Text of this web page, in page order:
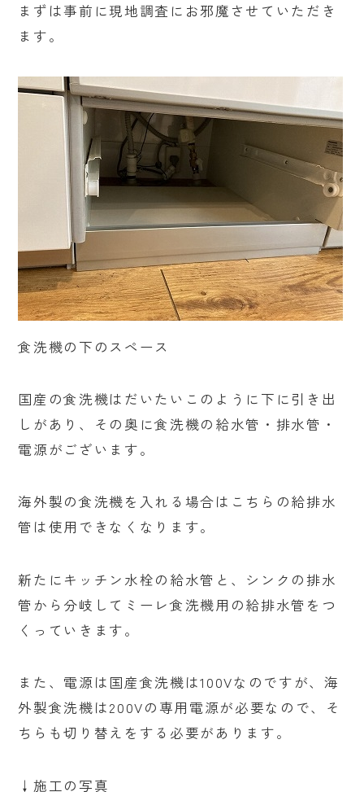
まずは事前に現地調査にお邪魔させていただき
ます。
食洗機の下のスペース
国産の食洗機はだいたいこのように下に引き出
しがあり、その奥に食洗機の給水管・排水管・
電源がございます。
海外製の食洗機を入れる場合はこちらの給排水
管は使用できなくなります。
新たにキッチン水栓の給水管と、シンクの排水
管から分岐してミーレ食洗機用の給排水管をつ
くっていきます。
また、電源は国産食洗機は100Vなのですが、海
外製食洗機は200Vの専用電源が必要なので、そ
ちらも切り替えをする必要があります。
↓施工の写真